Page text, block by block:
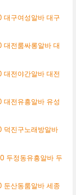
구여성알바 대구
전룸싸롱알바 대
전야간알바 대전
전유흥알바 유성
진구노래방알바
두정동유흥알바 두
산동룸알바 세종